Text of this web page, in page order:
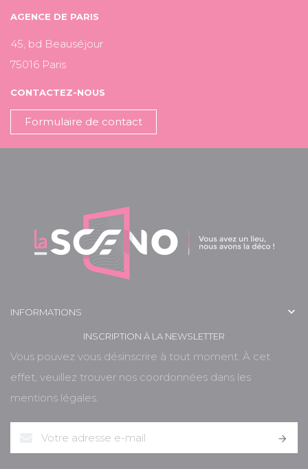
AGENCE DE PARIS
45, bd Beauséjour
75016 Paris
CONTACTEZ-NOUS
Formulaire de contact
INFORMATIONS 
INSCRIPTION À LA NEWSLETTER
Vous pouvez vous désinscrire à tout moment. À cet
effet, veuillez trouver nos coordonnées dans les
mentions légales.
